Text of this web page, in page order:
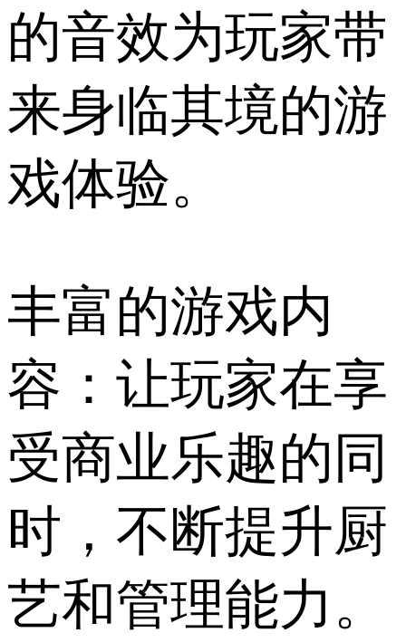
的音效为玩家带
来身临其境的游
戏体验。
丰富的游戏内
容：让玩家在享
受商业乐趣的同
时，不断提升厨
艺和管理能力。